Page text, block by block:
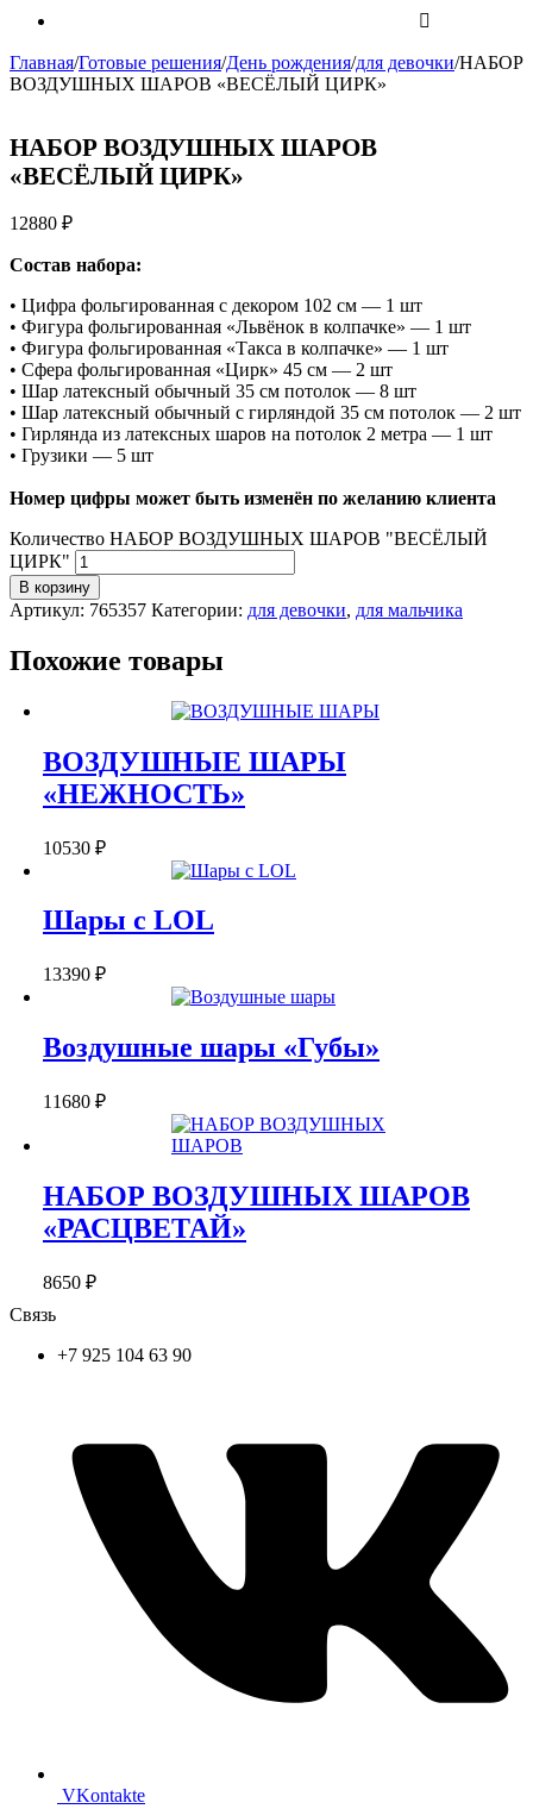
Главная/Готовые решения/День рождения/для девочки/НАБОР
ВОЗДУШНЫХ ШАРОВ «ВЕСЁЛЫЙ ЦИРК»
НАБОР ВОЗДУШНЫХ ШАРОВ
«ВЕСЁЛЫЙ ЦИРК»
12880 ₽
Состав набора:
• Цифра фольгированная с декором 102 см — 1 шт
• Фигура фольгированная «Львёнок в колпачке» — 1 шт
• Фигура фольгированная «Такса в колпачке» — 1 шт
• Сфера фольгированная «Цирк» 45 см — 2 шт
• Шар латексный обычный 35 см потолок — 8 шт
• Шар латексный обычный с гирляндой 35 см потолок — 2 шт
• Гирлянда из латексных шаров на потолок 2 метра — 1 шт
• Грузики — 5 шт
Номер цифры может быть изменён по желанию клиента
Количество НАБОР ВОЗДУШНЫХ ШАРОВ "ВЕСЁЛЫЙ
ЦИРК"
В корзину
Артикул: 765357 Категории: для девочки, для мальчика
Похожие товары
ВОЗДУШНЫЕ ШАРЫ
«НЕЖНОСТЬ»
10530 ₽
Шары с LOL
13390 ₽
Воздушные шары «Губы»
11680 ₽
НАБОР ВОЗДУШНЫХ ШАРОВ
«РАСЦВЕТАЙ»
8650 ₽
Связь
+7 925 104 63 90
VKontakte